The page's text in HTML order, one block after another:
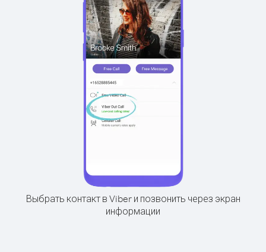
Выбрать контакт в Viber и позвонить через экран
информации